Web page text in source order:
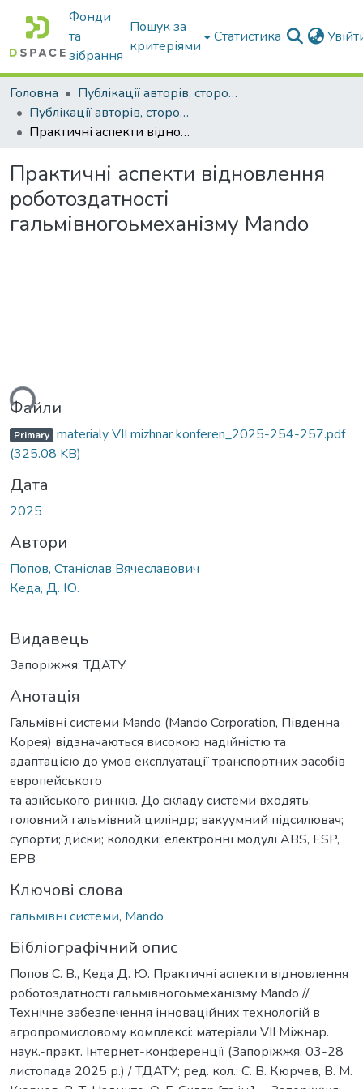
Фонди
та
зібрання
Пошук за
критеріями
Статистика
Головна
Публікації авторів, сторонніх університету
Публікації авторів, сторонніх університету
Практичні аспекти відновлення роботоздатності гальмівногоьмеханізму Mando
Практичні аспекти відновлення
роботоздатності
гальмівногоьмеханізму Mando
Файли
Primary materialy VІІ mizhnar konferen_2025-254-257.pdf
(325.08 KB)
Дата
2025
Автори
Попов, Станіслав Вячеславович
Кеда, Д. Ю.
Видавець
Запоріжжя: ТДАТУ
Анотація
Гальмівні системи Mando (Mando Corporation, Південна
Корея) відзначаються високою надійністю та
адаптацією до умов експлуатації транспортних засобів
європейського
та азійського ринків. До складу системи входять:
головний гальмівний циліндр; вакуумний підсилювач;
супорти; диски; колодки; електронні модулі ABS, ESP,
EPB
Ключові слова
гальмівні системи, Mando
Бібліографічний опис
Попов С. В., Кеда Д. Ю. Практичні аспекти відновлення
роботоздатності гальмівногоьмеханізму Mando //
Технічне забезпечення інноваційних технологій в
агропромисловому комплексі: матеріали VІІ Міжнар.
наук.-практ. Інтернет-конференції (Запоріжжя, 03-28
листопада 2025 р.) / ТДАТУ; ред. кол.: С. В. Кюрчев, В. М.